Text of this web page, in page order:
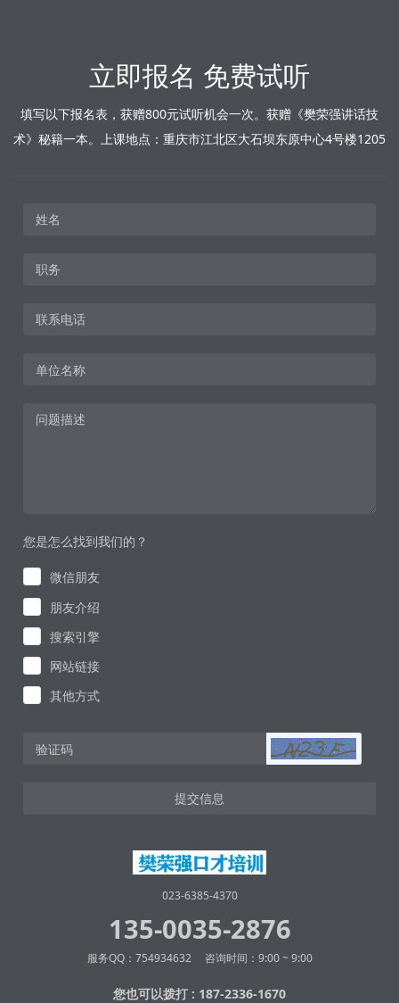
立即报名 免费试听
填写以下报名表，获赠800元试听机会一次。获赠《樊荣强讲话技
术》秘籍一本。上课地点：重庆市江北区大石坝东原中心4号楼1205
您是怎么找到我们的？
微信朋友
朋友介绍
搜索引擎
网站链接
其他方式
提交信息
023-6385-4370
135-0035-2876
服务QQ：754934632 咨询时间：9:00 ~ 9:00
您也可以拨打 : 187-2336-1670